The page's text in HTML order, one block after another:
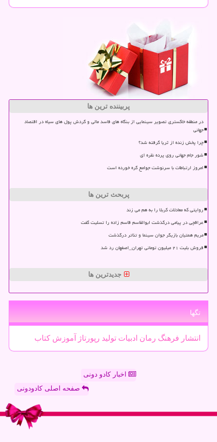
پربیننده ترین ها
در منطقه خاکستری تصویر سینمایی از بنگاه های فاسد مالی و گردش پول های سیاه در اقتصاد
جهانی
چرا پخش زنده از ثریا گرفته شد؟
شور جام جهانی روی پرده نقره ای
امروز ارتباطات با سرنوشت جوامع گره خورده است
پربحث ترین ها
روایتی که معادلات کربلا را به هم می زند
عراقچی در پیامی درگذشت ابوالقاسم قاسم زاده را تسلیت گفت
مریم همتیان بازیگر جوان سینما و تئاتر درگذشت
فروش بلیت ۲۱ میلیون تومانی تهران_اصفهان رد شد
جدیدترین ها
تگها
انتشار فرهنگ رمان ادبیات تولید رپورتاژ آموزش كتاب
اخبار کادو دونی
صفحه اصلی کادودونی